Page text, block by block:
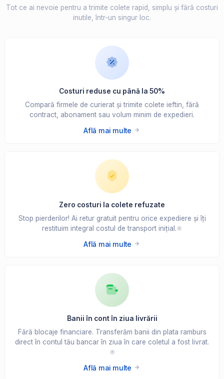
Tot ce ai nevoie pentru a trimite colete rapid, simplu și fără costuri
inutile, într-un singur loc.
Costuri reduse cu până la 50%
Compară firmele de curierat și trimite colete ieftin, fără
contract, abonament sau volum minim de expedieri.
Află mai multe
Zero costuri la colete refuzate
Stop pierderilor! Ai retur gratuit pentru orice expediere și îți
restituim integral costul de transport inițial.
Află mai multe
Banii în cont în ziua livrării
Fără blocaje financiare. Transferăm banii din plata ramburs
direct în contul tău bancar în ziua în care coletul a fost livrat.
Află mai multe